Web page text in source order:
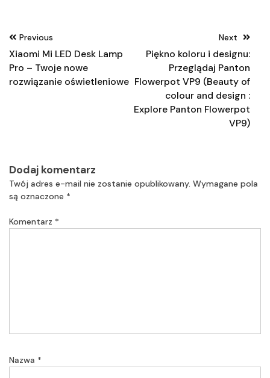
Nawigacja
wpisu
Previous
Xiaomi Mi LED Desk Lamp
Pro – Twoje nowe
rozwiązanie oświetleniowe
Next
Piękno koloru i designu:
Przeglądaj Panton
Flowerpot VP9 (Beauty of
colour and design :
Explore Panton Flowerpot
VP9)
Dodaj komentarz
Twój adres e-mail nie zostanie opublikowany. Wymagane pola
są oznaczone *
Komentarz *
Nazwa *